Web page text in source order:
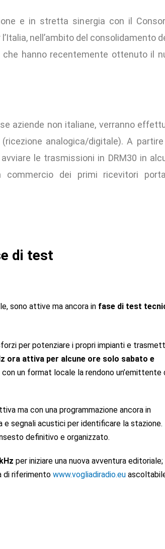
e in stretta sinergia con il
nell’ambito del consolidamento
hanno recentemente ottenuto il
aziende non italiane, verranno
analogica/digitale). A
le trasmissioni in DRM30 in
dei primi ricevitori
di test
sono attive ma ancora in fase di test
per potenziare i propri impianti e
ora attiva per alcune ore solo sabato e
con un format locale la rendono un’emittente
ma con una programmazione ancora in
e segnali acustici per identificare la stazione.
definitivo e organizzato.
per iniziare una nuova avventura editoriale;
di riferimento www.vogliadiradio.eu